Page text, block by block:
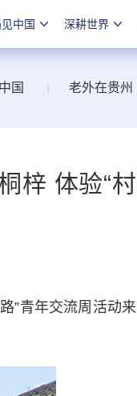
中国 深耕世界
国 老外在贵州
梓 体验“村
”青年交流周活动来